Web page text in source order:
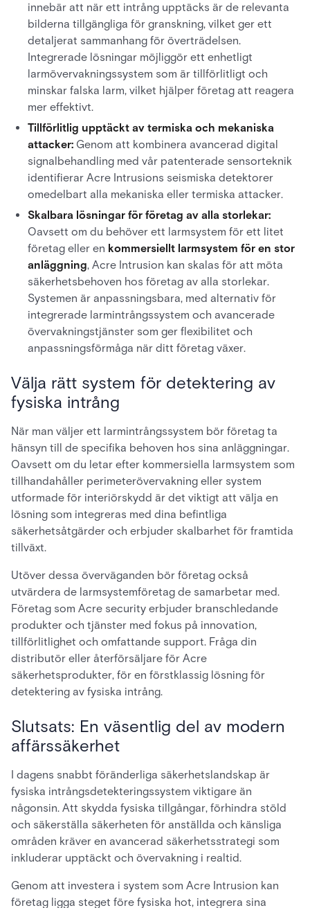
innebär att när ett intrång upptäcks är de relevanta
bilderna tillgängliga för granskning, vilket ger ett
detaljerat sammanhang för överträdelsen.
Integrerade lösningar möjliggör ett enhetligt
larmövervakningssystem som är tillförlitligt och
minskar falska larm, vilket hjälper företag att reagera
mer effektivt.
Tillförlitlig upptäckt av termiska och mekaniska
attacker: Genom att kombinera avancerad digital
signalbehandling med vår patenterade sensorteknik
identifierar Acre Intrusions seismiska detektorer
omedelbart alla mekaniska eller termiska attacker.
Skalbara lösningar för företag av alla storlekar:
Oavsett om du behöver ett larmsystem för ett litet
företag eller en kommersiellt larmsystem för en stor
anläggning, Acre Intrusion kan skalas för att möta
säkerhetsbehoven hos företag av alla storlekar.
Systemen är anpassningsbara, med alternativ för
integrerade larmintrångssystem och avancerade
övervakningstjänster som ger flexibilitet och
anpassningsförmåga när ditt företag växer.
Välja rätt system för detektering av
fysiska intrång
När man väljer ett larmintrångssystem bör företag ta
hänsyn till de specifika behoven hos sina anläggningar.
Oavsett om du letar efter kommersiella larmsystem som
tillhandahåller perimeterövervakning eller system
utformade för interiörskydd är det viktigt att välja en
lösning som integreras med dina befintliga
säkerhetsåtgärder och erbjuder skalbarhet för framtida
tillväxt.
Utöver dessa överväganden bör företag också
utvärdera de larmsystemföretag de samarbetar med.
Företag som Acre security erbjuder branschledande
produkter och tjänster med fokus på innovation,
tillförlitlighet och omfattande support. Fråga din
distributör eller återförsäljare för Acre
säkerhetsprodukter, för en förstklassig lösning för
detektering av fysiska intrång.
Slutsats: En väsentlig del av modern
affärssäkerhet
I dagens snabbt föränderliga säkerhetslandskap är
fysiska intrångsdetekteringssystem viktigare än
någonsin. Att skydda fysiska tillgångar, förhindra stöld
och säkerställa säkerheten för anställda och känsliga
områden kräver en avancerad säkerhetsstrategi som
inkluderar upptäckt och övervakning i realtid.
Genom att investera i system som Acre Intrusion kan
företag ligga steget före fysiska hot, integrera sina